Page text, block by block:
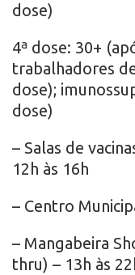
dose)
4ª dose: 30+
trabalhadores
dose);
dose)
– Salas de
12h às 16h
– Centro
– Mangabeira
thru) – 13h às